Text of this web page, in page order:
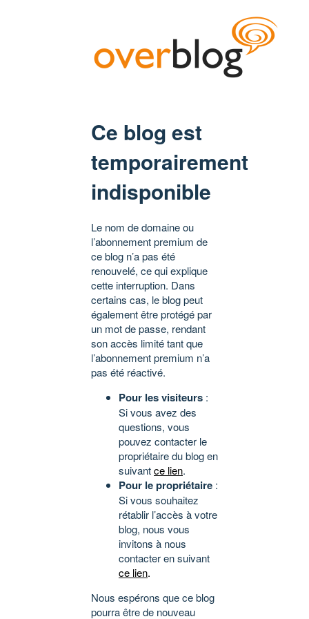
Ce blog est
temporairement
indisponible
Le nom de domaine ou
l’abonnement premium de
ce blog n’a pas été
renouvelé, ce qui explique
cette interruption. Dans
certains cas, le blog peut
également être protégé par
un mot de passe, rendant
son accès limité tant que
l’abonnement premium n’a
pas été réactivé.
Pour les visiteurs :
Si vous avez des
questions, vous
pouvez contacter le
propriétaire du blog en
suivantce lien.
Pour le propriétaire :
Si vous souhaitez
rétablir l’accès à votre
blog, nous vous
invitons à nous
contacter en suivant
ce lien.
Nous espérons que ce blog
pourra être de nouveau